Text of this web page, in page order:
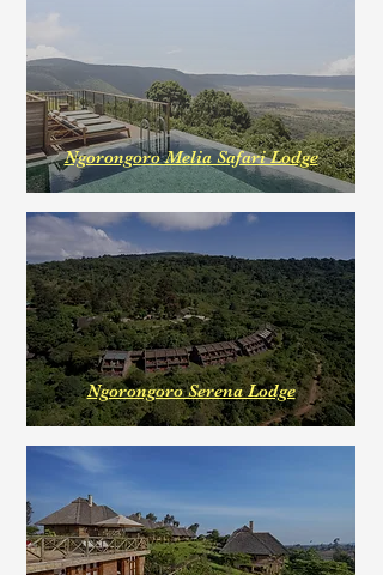
Ngorongoro Melia Safari Lodge
Ngorongoro Serena Lodge